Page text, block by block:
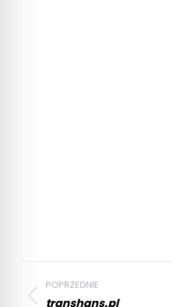
navigation
POPRZEDNIE
Previous
transhans.pl